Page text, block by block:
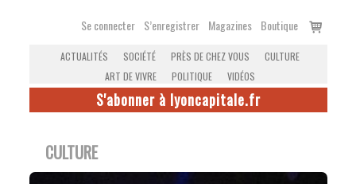
Se connecter S’enregistrer Magazines Boutique
Voir
ACTUALITÉS SOCIÉTÉ PRÈS DE CHEZ VOUS
CULTURE
ART DE VIVRE
POLITIQUE VIDÉOS
S'abonner à lyoncapitale.fr
CULTURE